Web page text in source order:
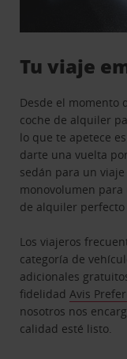
Tu viaje
Desde el momento
coche de alquiler
lo que te apetece
darte una vuelta
sedán para un
monovolumen para
de alquiler
Los viajeros
categoría de
adicionales
fidelidadAvis
nosotros nos
calidad esté listo.